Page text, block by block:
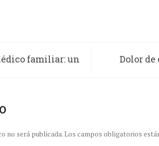
familiar: un Dolor de
no será publicada.Los campos obligatorios